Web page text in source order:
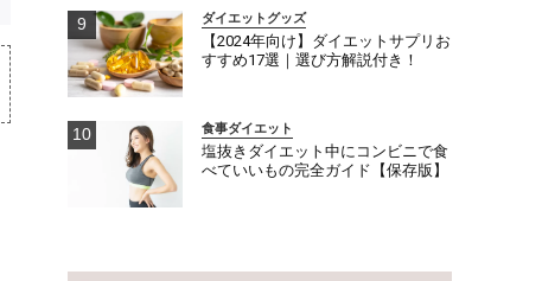
ダイエットグッズ
【2024年向け】ダイエットサプリお
すすめ17選｜選び方解説付き！
食事ダイエット
塩抜きダイエット中にコンビニで食
べていいもの完全ガイド【保存版】